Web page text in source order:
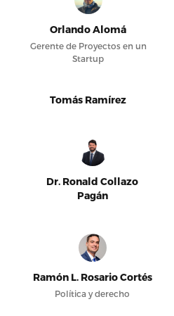
Orlando Alomá
Gerente de Proyectos en un
Startup
Tomás Ramírez
Dr. Ronald Collazo
Pagán
Ramón L. Rosario Cortés
Política y derecho